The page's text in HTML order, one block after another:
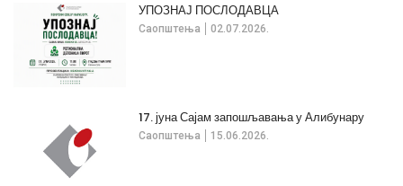
Саопштења 02.07.2026.
УПОЗНАЈ ПОСЛОДАВЦА
Саопштења 15.06.2026.
17. јуна Сајам запошљавања у Алибунару